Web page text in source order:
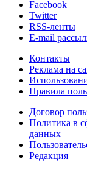
Facebook
Twitter
RSS-ленты
E-mail
Контакты
Реклама на
Правила
Договор
Политика в
данных
Редакция